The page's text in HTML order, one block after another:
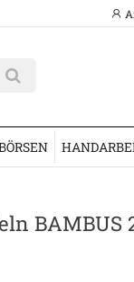
BAMBUS